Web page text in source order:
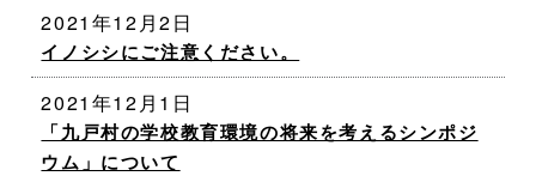
2021年12月2日
イノシシにご注意ください。
2021年12月1日
「九戸村の学校教育環境の将来を考えるシンポジ
ウム」について